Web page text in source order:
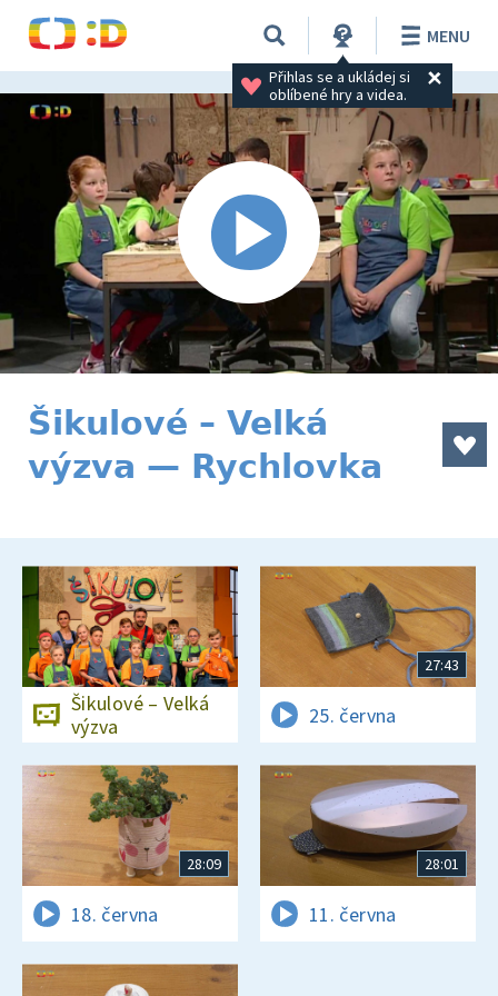
Přihlas se a ukládej si
oblíbené hry a videa.
MENU
Šikulové – Velká
výzva — Rychlovka
Šikulové – Velká
výzva
27:43
25. června
28:09
18. června
28:01
11. června